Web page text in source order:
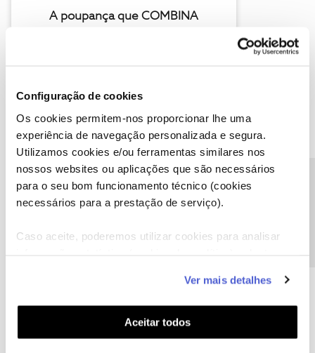
Configuração de cookies
Os cookies permitem-nos proporcionar lhe uma
experiência de navegação personalizada e segura.
Utilizamos cookies e/ou ferramentas similares nos
nossos websites ou aplicações que são necessários
para o seu bom funcionamento técnico (cookies
necessários para a prestação de serviço).
Caso aceite, poderemos utilizar cookies para analisar
funcionalidades (cookies de personalização e
funcionalidade) e adaptar anúncios aos seus interesses
(cookies de publicidade personalizada). Pode gerir a
utilização dos cookies clicando em "Configurar
Ver mais detalhes
Aceitar todos
A poupança que COMBINA
Descubra as novidades de junho
Hall of Fame de junho